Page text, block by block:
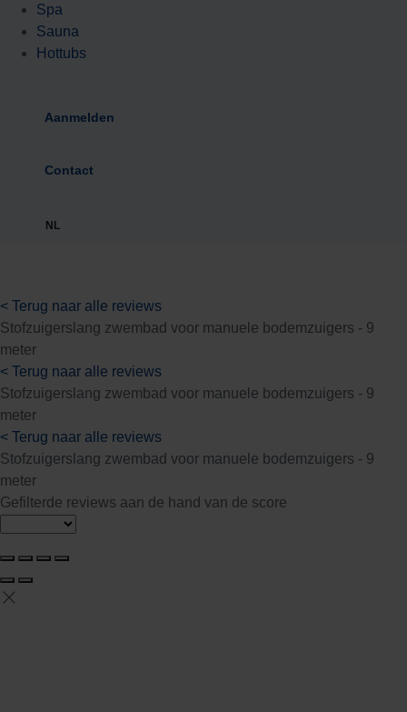
Spa
Sauna
Hottubs
Aanmelden
Contact
NL
< Terug naar alle reviews
Stofzuigerslang zwembad voor manuele bodemzuigers - 9
meter
< Terug naar alle reviews
Stofzuigerslang zwembad voor manuele bodemzuigers - 9
meter
< Terug naar alle reviews
Stofzuigerslang zwembad voor manuele bodemzuigers - 9
meter
Gefilterde reviews aan de hand van de score